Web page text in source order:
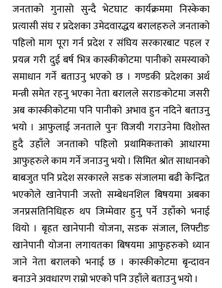
जनताको गुनासो सुन्दै भेटघाट कार्यक्रममा निस्केका
प्रत्यासी संघ र प्रदेशका उमेदवारद्धय बरालहरुले जनताको
पहिलो माग पूरा गर्न प्रदेश र संघिय सरकारबाट पहल र
प्रयत्न गरी दुई बर्ष भित्र कास्कीकोटमा पानीको समस्याको
समाधान गर्ने बताउनु भएको छ । गण्डकी प्रदेशका अर्थ
मन्त्री समेत रहनु भएका नेता बरालले सराङकोटमा जसरी
अब कास्कीकोटमा पनि पानीको अभाव हुन नदिने बताउनु
भयो । आफुलाई जनताले पुनः विजयी गराउनेमा विशोस्त
हुदै उहाँले जनताको पहिलो प्रथामिकताको आधारमा
आफुहरुले काम गर्ने जनाउनु भयो । सिमित श्रोत साधानको
बाबजुत पनि प्रदेश सरकारले सडक संजालमा बढी केन्द्रित
भएकोले खानेपानी जस्तो सम्बेधनशिल बिषयमा अबका
जनप्रसतिनिधिहरु थप जिम्मेवार हुनु पर्ने उहाँको भनाई
थियो । बृहत खानेपानी योजना, सडक संजाल, लिफ्टीङ
खानेपानी योजना लगायतका बिषयमा आफुहरुको ध्यान
जाने नेता बरालको भनाई छ । कास्कीकोटमा बृन्दावन
बनाउने अवधारण राम्रो भएको पनि उहाँले बताउनु भयो ।